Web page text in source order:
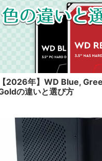
【2026年】WD Blue,
の違いと選び方